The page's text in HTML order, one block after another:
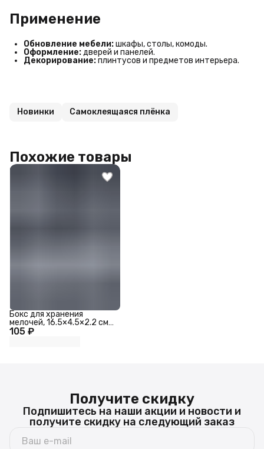
Применение
Обновление мебели:шкафы, столы, комоды.
Оформление:дверей и панелей.
Декорирование:плинтусов и предметов интерьера.
Новинки Самоклеящаяся плёнка
Похожие товары
105 ₽
Бокс для хранения
мелочей, 16.5×4.5×2.2 см,
прозрачный
Получите скидку
Подпишитесь на наши акции и новости и
получите скидку на следующий заказ